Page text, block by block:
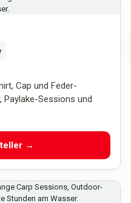
Cap und Feder-
Sessions und
→
Carp Sessions, Outdoor-
Stunden am Wasser.